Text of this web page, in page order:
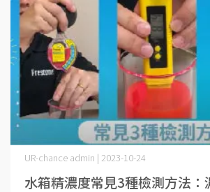
水箱精濃度常見3種檢測方法：
UR-chance admin | 2023-10-24